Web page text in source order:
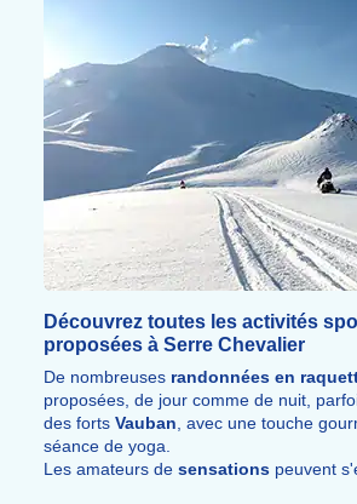
Découvrez toutes les activités
proposées à Serre Chevalier
De nombreuses randonnées en
proposées, de jour comme de nuit,
des forts Vauban, avec une touche
séance de yoga.
Les amateurs de sensations peuvent